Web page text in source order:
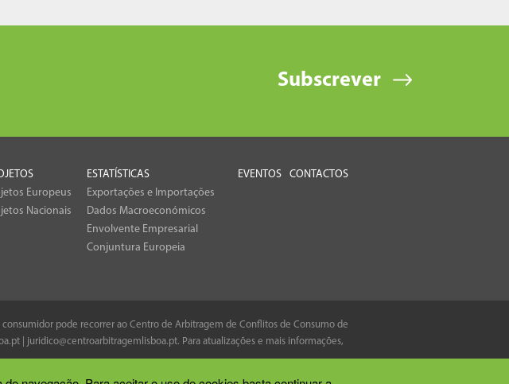
Subscrever
Europeus
Nacionais
ESTATÍSTICAS
Exportações e Importações
Dados Macroeconómicos
Envolvente Empresarial
Conjuntura Europeia
EVENTOS CONTACTOS
pode recorrer ao Centro de Arbitragem de Conflitos de Consumo de
juridico@centroarbitragemlisboa.pt. Para atualizações e mais informações,